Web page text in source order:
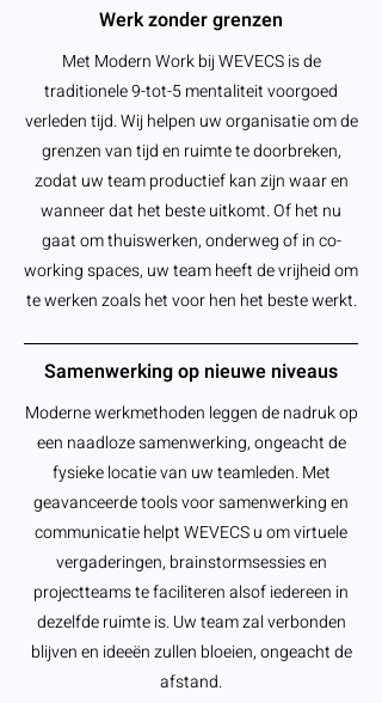
Werk zonder grenzen
Met Modern Work bij WEVECS is de
traditionele 9-tot-5 mentaliteit voorgoed
verleden tijd. Wij helpen uw organisatie om de
grenzen van tijd en ruimte te doorbreken,
zodat uw team productief kan zijn waar en
wanneer dat het beste uitkomt. Of het nu
gaat om thuiswerken, onderweg of in co-
working spaces, uw team heeft de vrijheid om
te werken zoals het voor hen het beste werkt.
Samenwerking op nieuwe niveaus
Moderne werkmethoden leggen de nadruk op
een naadloze samenwerking, ongeacht de
fysieke locatie van uw teamleden. Met
geavanceerde tools voor samenwerking en
communicatie helpt WEVECS u om virtuele
vergaderingen, brainstormsessies en
projectteams te faciliteren alsof iedereen in
dezelfde ruimte is. Uw team zal verbonden
blijven en ideeën zullen bloeien, ongeacht de
afstand.